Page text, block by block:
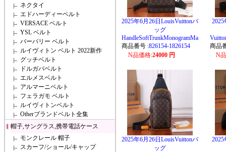
ネクタイ
エドハーディーベルト
VERSACE ベルト
YSL ベルト
バーバリー ベルト
ルイヴィトン ベルト 2022新作
グッチベルト
ドルガバベルト
エルメスベルト
アルマーニベルト
フェラガモ ベルト
ルイヴィトンベルト
Otherブランドベルト全集
帽子,サングラス,携帯電話ケース
モンクレール 帽子
スカーフ/ショール/キャップ
2025年6月26日LouisVuittonバ
ッグ
HandleSoftTrunkMonogramMa
商品番号 :826154-1826154
N品価格:24000 円
商品
N
2025年6月26日LouisVuittonバ
ッグ